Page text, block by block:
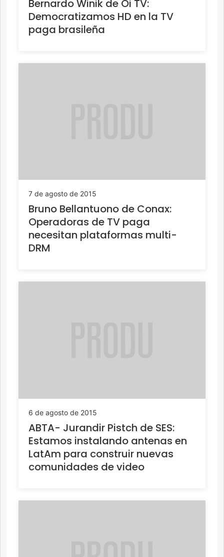
Bernardo Winik de Oi TV:
Democratizamos HD en la TV
paga brasileña
7 de agosto de 2015
Bruno Bellantuono de Conax:
Operadoras de TV paga
necesitan plataformas multi-
DRM
6 de agosto de 2015
ABTA- Jurandir Pistch de SES:
Estamos instalando antenas en
LatAm para construir nuevas
comunidades de video